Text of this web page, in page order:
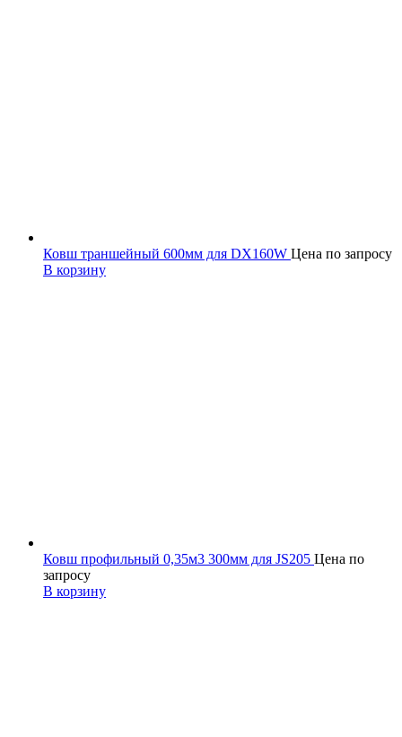
Ковш траншейный 600мм для DX160W Цена по запросу
В корзину
Ковш профильный 0,35м3 300мм для JS205 Цена по
запросу
В корзину